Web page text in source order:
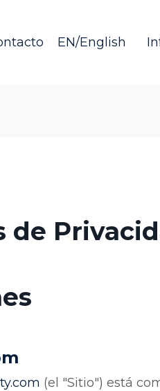
EN/English
de
.com (el "Sitio") está